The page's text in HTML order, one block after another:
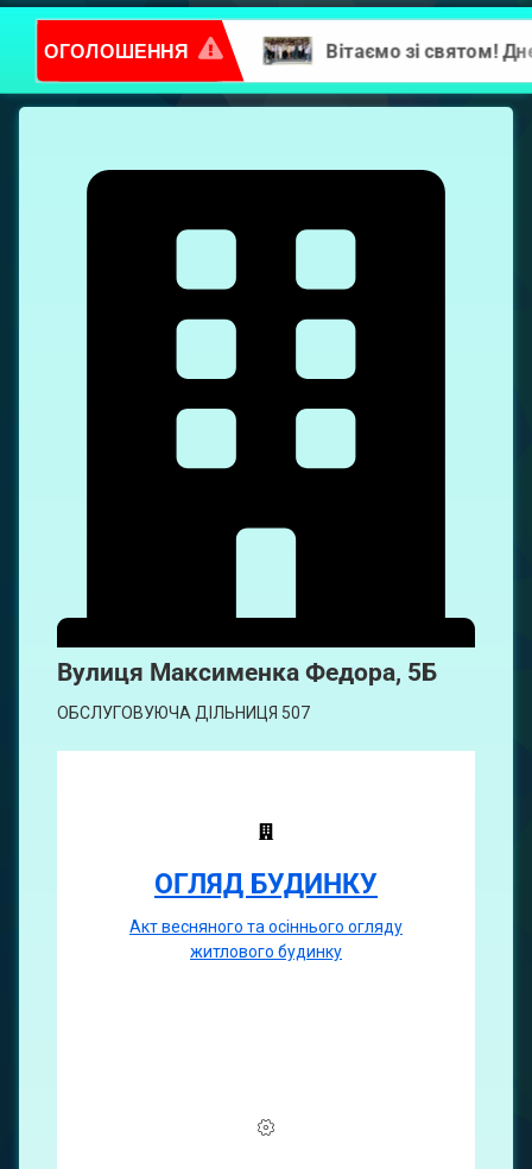
ОГОЛОШЕННЯ
Федора,
Вулиця Максименка Федора, 5Б
ОБСЛУГОВУЮЧА ДІЛЬНИЦЯ 507
ОГЛЯД БУДИНКУ
Акт весняного та осіннього огляду
житлового будинку